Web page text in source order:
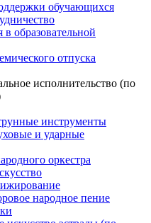
обучающихся
образовательной
отпуска
исполнительство (по
инструменты
и ударные
оркестра
народное пение